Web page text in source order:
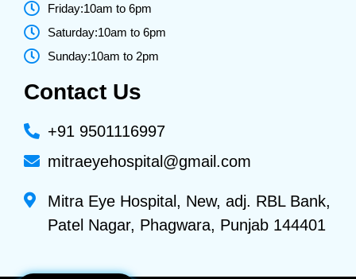
Friday:10am to 6pm
Saturday:10am to 6pm
Sunday:10am to 2pm
Contact Us
+91 9501116997
mitraeyehospital@gmail.com
Mitra Eye Hospital, New, adj. RBL Bank,
Patel Nagar, Phagwara, Punjab 144401